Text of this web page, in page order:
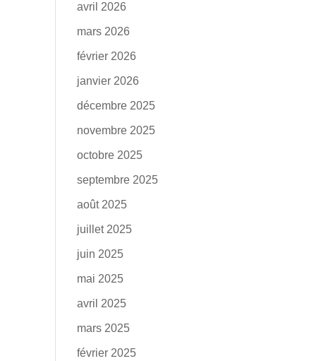
avril 2026
mars 2026
février 2026
janvier 2026
décembre 2025
novembre 2025
octobre 2025
septembre 2025
août 2025
juillet 2025
juin 2025
mai 2025
avril 2025
mars 2025
février 2025